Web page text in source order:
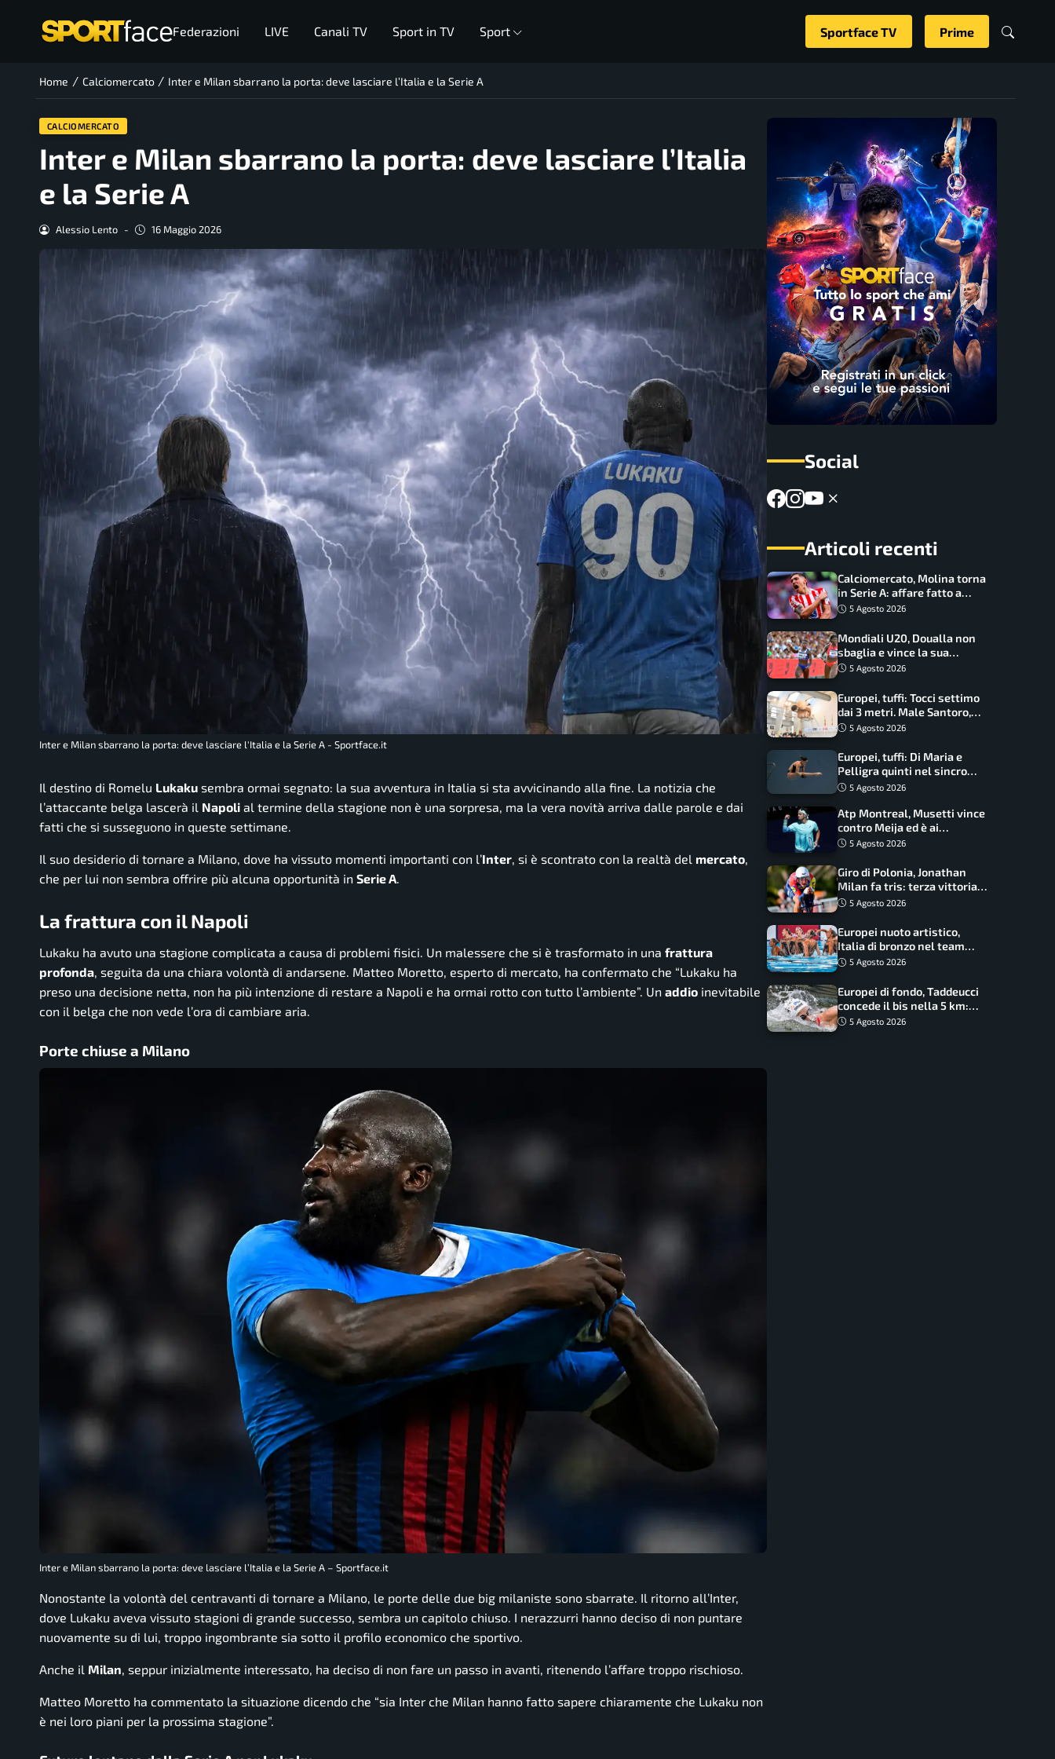
Federazioni LIVE Canali TV Sport in TV Sport Sportface TV Prime
Home / Calciomercato / Inter e Milan sbarrano la porta: deve lasciare l’Italia e la Serie A
CALCIOMERCATO
Inter e Milan sbarrano la porta: deve lasciare l’Italia
e la Serie A
Alessio Lento - 16 Maggio 2026
Inter e Milan sbarrano la porta: deve lasciare l'Italia e la Serie A - Sportface.it
Il destino di Romelu Lukaku sembra ormai segnato: la sua avventura in Italia si sta avvicinando alla fine. La notizia che
l’attaccante belga lascerà il Napoli al termine della stagione non è una sorpresa, ma la vera novità arriva dalle parole e dai
fatti che si susseguono in queste settimane.
Il suo desiderio di tornare a Milano, dove ha vissuto momenti importanti con l’Inter, si è scontrato con la realtà del mercato,
che per lui non sembra offrire più alcuna opportunità in Serie A.
La frattura con il Napoli
Lukaku ha avuto una stagione complicata a causa di problemi fisici. Un malessere che si è trasformato in una frattura
profonda , seguita da una chiara volontà di andarsene. Matteo Moretto, esperto di mercato, ha confermato che “Lukaku ha
preso una decisione netta, non ha più intenzione di restare a Napoli e ha ormai rotto con tutto l’ambiente”. Un addio inevitabile
con il belga che non vede l’ora di cambiare aria.
Porte chiuse a Milano
Inter e Milan sbarrano la porta: deve lasciare l’Italia e la Serie A – Sportface.it
Nonostante la volontà del centravanti di tornare a Milano, le porte delle due big milaniste sono sbarrate. Il ritorno all’Inter,
dove Lukaku aveva vissuto stagioni di grande successo, sembra un capitolo chiuso. I nerazzurri hanno deciso di non puntare
nuovamente su di lui, troppo ingombrante sia sotto il profilo economico che sportivo.
Anche il Milan, seppur inizialmente interessato, ha deciso di non fare un passo in avanti, ritenendo l’affare troppo rischioso.
Matteo Moretto ha commentato la situazione dicendo che “sia Inter che Milan hanno fatto sapere chiaramente che Lukaku non
è nei loro piani per la prossima stagione”.
Social
Articoli recenti
Calciomercato, Molina torna
in Serie A: affare fatto a
cifre sorprendenti
5 Agosto 2026
Mondiali U20, Doualla non
sbaglia e vince la sua
batteria sui 100 metri:
5 Agosto 2026
Europei, tuffi: Tocci settimo
dai 3 metri. Male Santoro,
Wesemann si prende l’oro
5 Agosto 2026
Europei, tuffi: Di Maria e
Pelligra quinti nel sincro
misto. Oro all’Ucraina
5 Agosto 2026
Atp Montreal, Musetti vince
contro Meija ed è ai
sedicesimi
5 Agosto 2026
Giro di Polonia, Jonathan
Milan fa tris: terza vittoria
consecutiva e primato
5 Agosto 2026
Europei nuoto artistico,
Italia di bronzo nel team
acrobatic: terzo podio
5 Agosto 2026
Europei di fondo, Taddeucci
concede il bis nella 5 km:
oro azzurro, Pozzobon
5 Agosto 2026